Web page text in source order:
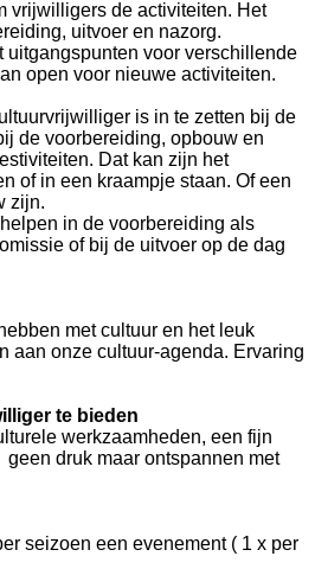
vrijwilligers de activiteiten. Het
uitvoer en nazorg.
uitgangspunten voor verschillende
open voor nieuwe activiteiten.
is in te zetten bij de
de voorbereiding, opbouw en
Dat kan zijn het
of in een kraampje staan. Of een
zijn.
in de voorbereiding als
of bij de uitvoer op de dag
met cultuur en het leuk
aan onze cultuur-agenda. Ervaring
te bieden
werkzaamheden, een fijn
druk maar ontspannen met
seizoen een evenement ( 1 x per